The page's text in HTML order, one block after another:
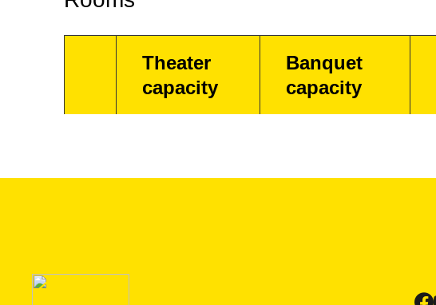
Theater
capacity
Banquet
capacity